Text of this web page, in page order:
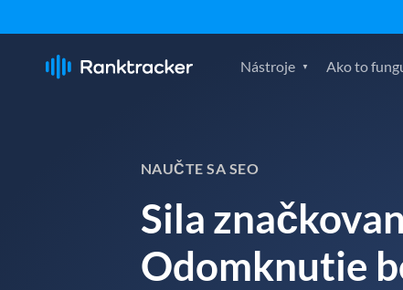
Nástroje Ako to
NAUČTE SA SEO
Sila
Odomknutie